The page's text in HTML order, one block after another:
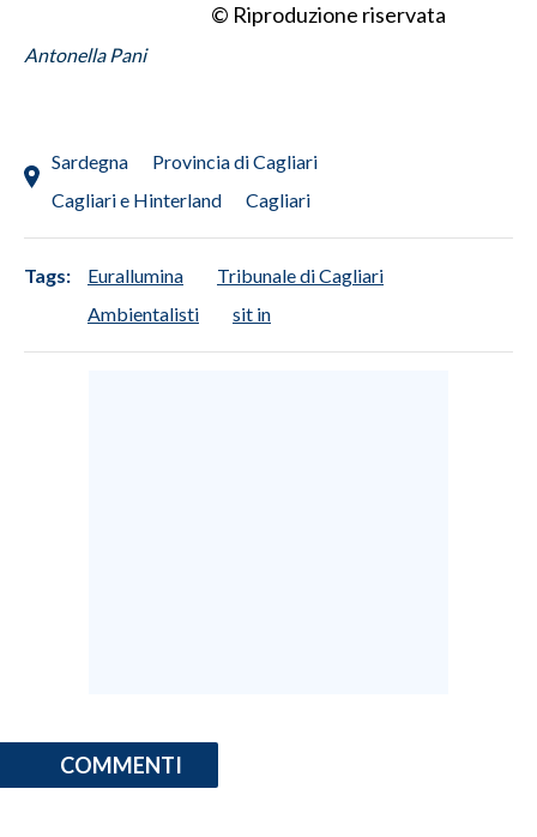
NOTIZIE
EVENTI
3 MINUTI CON
© Riproduzione riservata
Antonella Pani
Sardegna
Provincia di Cagliari
Cagliari e Hinterland
Cagliari
Tags: Eurallumina
Tribunale di Cagliari
Ambientalisti
sit in
COMMENTI